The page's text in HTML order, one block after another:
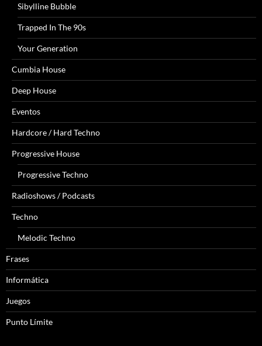
Sibylline Bubble
Trapped In The 90s
Your Generation
Cumbia House
Deep House
Eventos
Hardcore / Hard Techno
Progressive House
Progressive Techno
Radioshows / Podcasts
Techno
Melodic Techno
Frases
Informática
Juegos
Punto Límite